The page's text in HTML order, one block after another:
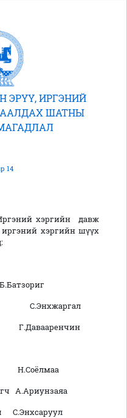
ЭРҮҮ, ИРГЭНИЙ
ШАТНЫ
14
хэргийн давж
хэргийн шүүх
А.Ариунзаяа
С.Энхсаруул